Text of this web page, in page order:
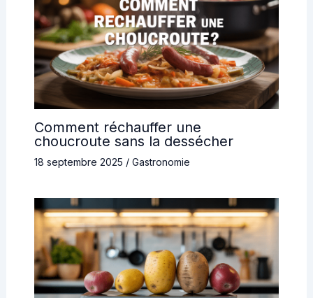
Comment réchauffer une
choucroute sans la dessécher
18 septembre 2025 / Gastronomie